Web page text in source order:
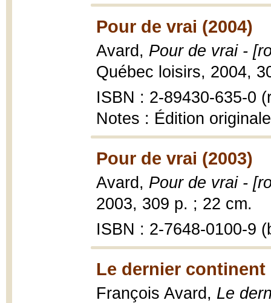
Pour de vrai (2004)
Avard, Pour de vrai -
Québec loisirs, 2004,
ISBN : 2-89430-635-0
Notes : Édition
Pour de vrai (2003)
Avard, Pour de vrai -
2003, 309 p. ; 22 cm.
ISBN : 2-7648-0100-9
Le dernier continent
François Avard, Le